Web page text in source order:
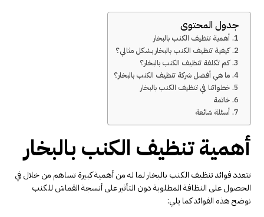
جدول المحتوى
أهمية تنظيف الكنب بالبخار
كيفية تنظيف الكنب بالبخار بشكل مثالي؟
كم تكلفة تنظيف الكنب بالبخار؟
ما هي أفضل شركة تنظيف الكنب بالبخار؟
خطواتنا في تنظيف الكنب بالبخار
خاتمة
أسئلة شائعة
أهمية تنظيف الكنب بالبخار
تتعدد فوائد تنظيف الكنب بالبخار لما له من أهمية كبيرة تساهم من خلال في
الحصول على النظافة المطلوبة دون التأثير على أنسجة القماش للكنب
نوضح هذه الفوائد كما يلي: